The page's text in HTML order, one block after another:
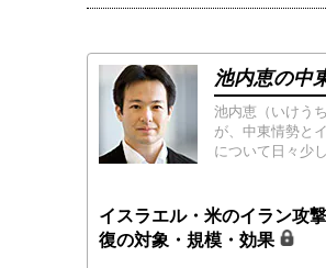
池内恵の中
池内恵（いけう
が、中東情勢と
について日々少
イスラエル・米のイラン攻
復の対象・規模・効果